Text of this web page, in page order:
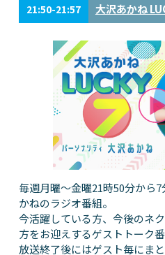
21:50-21:57 大沢あかね
毎週月曜～金曜21時50分から
かねのラジオ番組。
今活躍している方、今後のネ
方をお迎えするゲストトーク番
放送終了後にはゲスト毎にま